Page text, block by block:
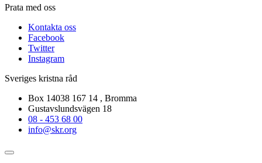
Prata med oss
Kontakta oss
Facebook
Twitter
Instagram
Sveriges kristna råd
Box 14038 167 14 , Bromma
Gustavslundsvägen 18
08 - 453 68 00
info@skr.org